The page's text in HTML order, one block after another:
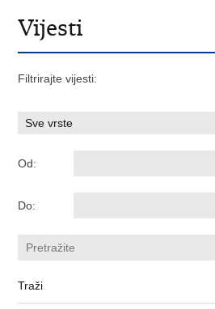
Vijesti
Filtrirajte vijesti:
Od:
Do: